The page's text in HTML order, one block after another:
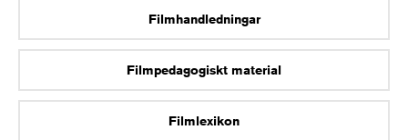
Filmhandledningar
Filmpedagogiskt material
Filmlexikon